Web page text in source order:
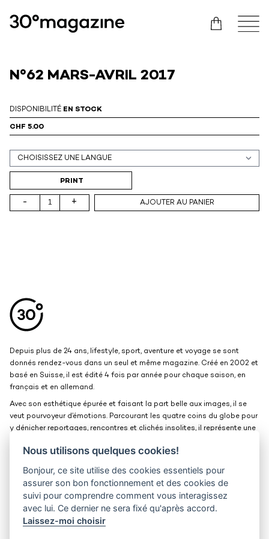
N°62 MARS-AVRIL 2017
DISPONIBILITÉ EN STOCK
CHF 5.00
Support (print ou digital)
PRINT
- + AJOUTER AU PANIER
Depuis plus de 24 ans, lifestyle, sport, aventure et voyage se sont
donnés rendez-vous dans un seul et même magazine. Créé en 2002 et
basé en Suisse, il est édité 4 fois par année pour chaque saison, en
français et en allemand.
Avec son esthétique épurée et faisant la part belle aux images, il se
veut pourvoyeur d’émotions. Parcourant les quatre coins du globe pour
y dénicher reportages, rencontres et clichés insolites, il représente une
Contact
Jobs Confidentialité
30° magazine
Nous utilisons quelques cookies!
Bonjour, ce site utilise des cookies essentiels pour
assurer son bon fonctionnement et des cookies de
suivi pour comprendre comment vous interagissez
avec lui. Ce dernier ne sera fixé qu'après accord.
Laissez-moi choisir